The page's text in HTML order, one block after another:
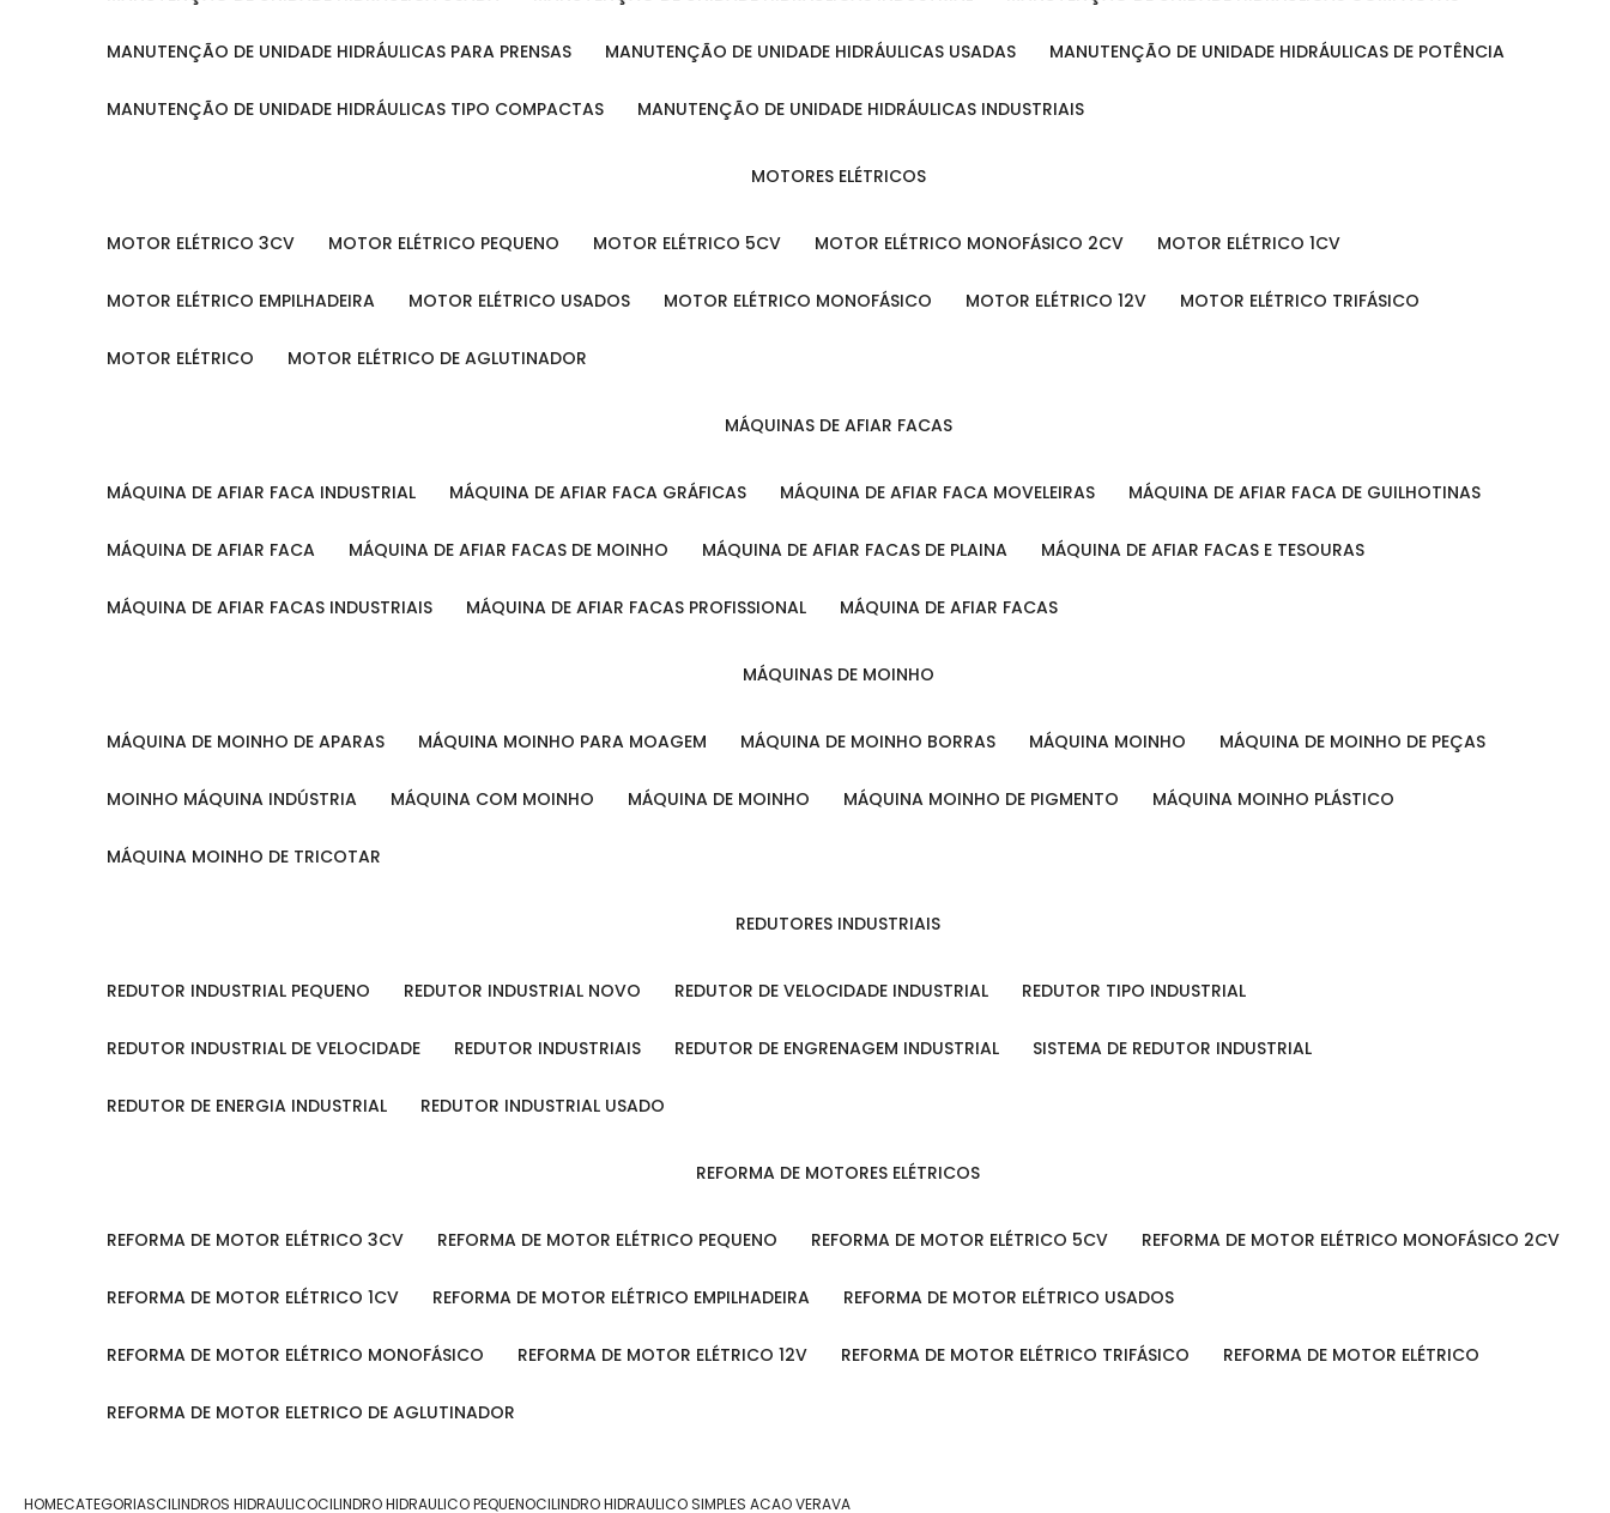
MANUTENÇÃO DE UNIDADE HIDRÁULICAS PARA PRENSAS MANUTENÇÃO DE UNIDADE HIDRÁULICAS USADAS MANUTENÇÃO DE UNIDADE HIDRÁULICAS DE POTÊNCIA
MANUTENÇÃO DE UNIDADE HIDRÁULICAS TIPO COMPACTAS MANUTENÇÃO DE UNIDADE HIDRÁULICAS INDUSTRIAIS
MOTORES ELÉTRICOS
MOTOR ELÉTRICO 3CV MOTOR ELÉTRICO PEQUENO MOTOR ELÉTRICO 5CV MOTOR ELÉTRICO MONOFÁSICO 2CV MOTOR ELÉTRICO 1CV
MOTOR ELÉTRICO EMPILHADEIRA MOTOR ELÉTRICO USADOS MOTOR ELÉTRICO MONOFÁSICO MOTOR ELÉTRICO 12V MOTOR ELÉTRICO TRIFÁSICO
MOTOR ELÉTRICO MOTOR ELÉTRICO DE AGLUTINADOR
MÁQUINAS DE AFIAR FACAS
MÁQUINA DE AFIAR FACA INDUSTRIAL MÁQUINA DE AFIAR FACA GRÁFICAS MÁQUINA DE AFIAR FACA MOVELEIRAS MÁQUINA DE AFIAR FACA DE GUILHOTINAS
MÁQUINA DE AFIAR FACA MÁQUINA DE AFIAR FACAS DE MOINHO MÁQUINA DE AFIAR FACAS DE PLAINA MÁQUINA DE AFIAR FACAS E TESOURAS
MÁQUINA DE AFIAR FACAS INDUSTRIAIS MÁQUINA DE AFIAR FACAS PROFISSIONAL MÁQUINA DE AFIAR FACAS
MÁQUINAS DE MOINHO
MÁQUINA DE MOINHO DE APARAS MÁQUINA MOINHO PARA MOAGEM MÁQUINA DE MOINHO BORRAS MÁQUINA MOINHO MÁQUINA DE MOINHO DE PEÇAS
MOINHO MÁQUINA INDÚSTRIA MÁQUINA COM MOINHO MÁQUINA DE MOINHO MÁQUINA MOINHO DE PIGMENTO MÁQUINA MOINHO PLÁSTICO
MÁQUINA MOINHO DE TRICOTAR
REDUTORES INDUSTRIAIS
REDUTOR INDUSTRIAL PEQUENO REDUTOR INDUSTRIAL NOVO REDUTOR DE VELOCIDADE INDUSTRIAL REDUTOR TIPO INDUSTRIAL
REDUTOR INDUSTRIAL DE VELOCIDADE REDUTOR INDUSTRIAIS REDUTOR DE ENGRENAGEM INDUSTRIAL SISTEMA DE REDUTOR INDUSTRIAL
REDUTOR DE ENERGIA INDUSTRIAL REDUTOR INDUSTRIAL USADO
REFORMA DE MOTORES ELÉTRICOS
REFORMA DE MOTOR ELÉTRICO 3CV REFORMA DE MOTOR ELÉTRICO PEQUENO REFORMA DE MOTOR ELÉTRICO 5CV REFORMA DE MOTOR ELÉTRICO MONOFÁSICO 2CV
REFORMA DE MOTOR ELÉTRICO 1CV REFORMA DE MOTOR ELÉTRICO EMPILHADEIRA REFORMA DE MOTOR ELÉTRICO USADOS
REFORMA DE MOTOR ELÉTRICO MONOFÁSICO REFORMA DE MOTOR ELÉTRICO 12V REFORMA DE MOTOR ELÉTRICO TRIFÁSICO REFORMA DE MOTOR ELÉTRICO
REFORMA DE MOTOR ELETRICO DE AGLUTINADOR
HOMECATEGORIASCILINDROS HIDRAULICOCILINDRO HIDRAULICO PEQUENOCILINDRO HIDRAULICO SIMPLES ACAO VERAVA